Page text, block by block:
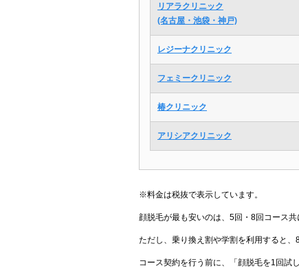
リアラクリニック
(名古屋・池袋・神戸)
レジーナクリニック
フェミークリニック
椿クリニック
アリシアクリニック
※料金は税抜で表示しています。
顔脱毛が最も安いのは、5回・8回コース共
ただし、乗り換え割や学割を利用すると、
コース契約を行う前に、「顔脱毛を1回試